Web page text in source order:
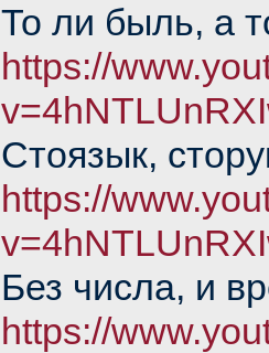
То ли быль, а
https://
Стоязык,
https://
Без числа, и
https://